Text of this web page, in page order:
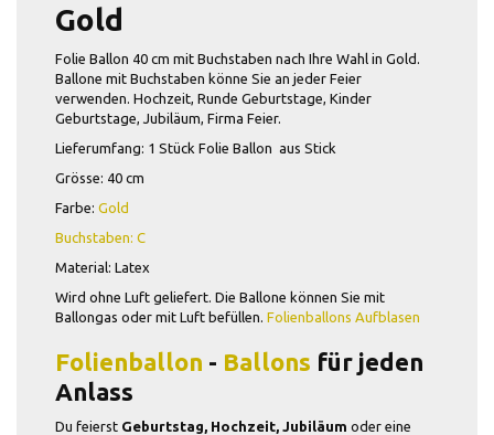
Gold
Folie Ballon 40 cm mit Buchstaben nach Ihre Wahl in Gold.
Ballone mit Buchstaben könne Sie an jeder Feier
verwenden. Hochzeit, Runde Geburtstage, Kinder
Geburtstage, Jubiläum, Firma Feier.
Lieferumfang: 1 Stück Folie Ballon aus Stick
Grösse: 40 cm
Farbe: Gold
Buchstaben: C
Material: Latex
Wird ohne Luft geliefert. Die Ballone können Sie mit
Ballongas oder mit Luft befüllen. Folienballons Aufblasen
Folienballon - Ballons für jeden
Anlass
Du feierst Geburtstag, Hochzeit, Jubiläum oder eine